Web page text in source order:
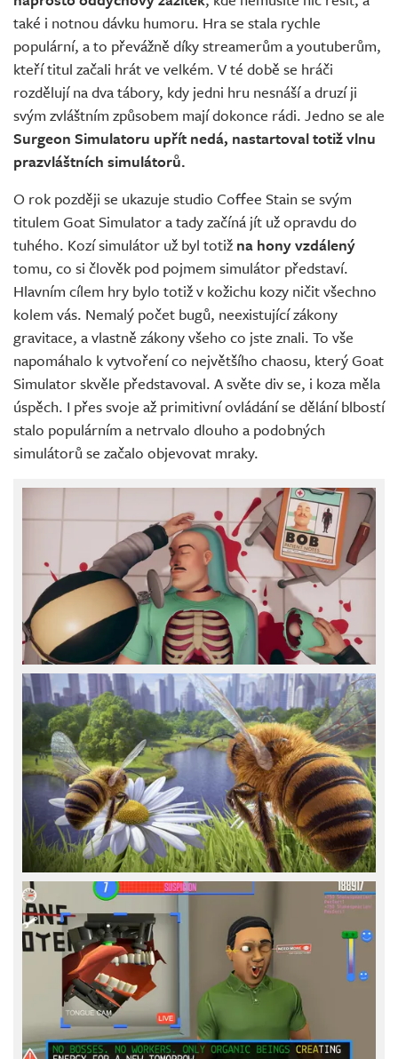
také i notnou dávku humoru. Hra se stala rychle
populární, a to převážně díky streamerům a youtuberům,
kteří titul začali hrát ve velkém. V té době se hráči
rozdělují na dva tábory, kdy jedni hru nesnáší a druzí ji
svým zvláštním způsobem mají dokonce rádi. Jedno se ale
Surgeon Simulatoru upřít nedá, nastartoval totiž vlnu
prazvláštních simulátorů.
O rok později se ukazuje studio Coffee Stain se svým
titulem Goat Simulator a tady začíná jít už opravdu do
tuhého. Kozí simulátor už byl totiž na hony vzdálený
tomu, co si člověk pod pojmem simulátor představí.
Hlavním cílem hry bylo totiž v kožichu kozy ničit všechno
kolem vás. Nemalý počet bugů, neexistující zákony
gravitace, a vlastně zákony všeho co jste znali. To vše
napomáhalo k vytvoření co největšího chaosu, který Goat
Simulator skvěle představoval. A světe div se, i koza měla
úspěch. I přes svoje až primitivní ovládání se dělání blbostí
stalo populárním a netrvalo dlouho a podobných
simulátorů se začalo objevovat mraky.